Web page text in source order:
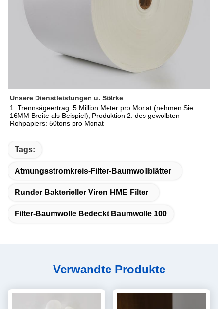
Unsere Dienstleistungen u. Stärke
1. Trennsägeertrag: 5 Million Meter pro Monat (nehmen Sie
16MM Breite als Beispiel), Produktion 2. des gewölbten
Rohpapiers: 50tons pro Monat
Tags:
Atmungsstromkreis-Filter-Baumwollblätter
Runder Bakterieller Viren-HME-Filter
Filter-Baumwolle Bedeckt Baumwolle 100
Verwandte Produkte